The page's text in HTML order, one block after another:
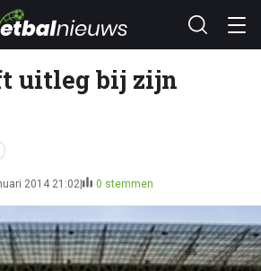
uitleg bij zijn
2014 21:02 0 stemmen